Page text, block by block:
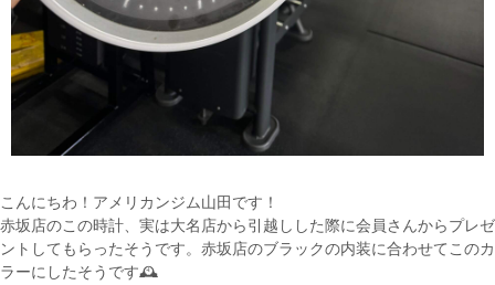
こんにちわ！アメリカンジム山田です！
赤坂店のこの時計、実は大名店から引越しした際に会員さんからプレゼ
ントしてもらったそうです。赤坂店のブラックの内装に合わせてこのカ
ラーにしたそうです🕰️